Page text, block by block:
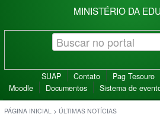
MINISTÉRIO DA
SUAP Contato Pag Tesouro
Moodle
Documentos Sistema de
PÁGINA INICIAL > ÚLTIMAS NOTÍCIAS